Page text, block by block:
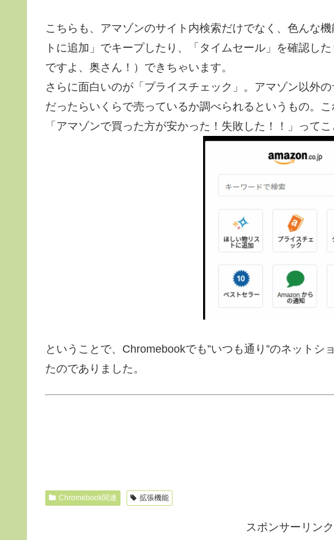
こちらも、アマゾンのサイト内検索だけでなく、色んな
トに追加」でキープしたり、「タイムセール」を確認し
ですよ、奥さん！）できちゃいます。
さらに面白いのが「プライスチェック」。アマゾン以外
だったらいくらで売っているか調べられるというもの。
「アマゾンで買った方が安かった！失敗した！！」ってこ
ということで、Chromebookでも”いつも通り”のネットシ
たのでありました。
Chromebook関連 拡張機能
スポンサーリンク